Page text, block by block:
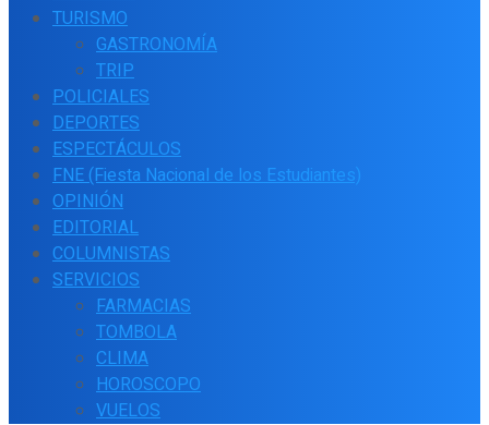
TURISMO
GASTRONOMÍA
TRIP
POLICIALES
DEPORTES
ESPECTÁCULOS
FNE (Fiesta Nacional de los Estudiantes)
OPINIÓN
EDITORIAL
COLUMNISTAS
SERVICIOS
FARMACIAS
TOMBOLA
CLIMA
HOROSCOPO
VUELOS